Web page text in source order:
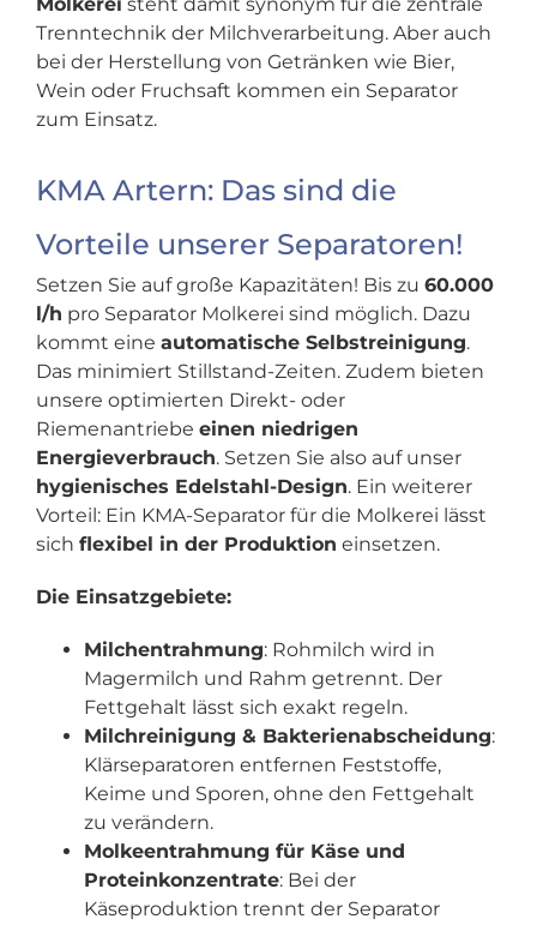
Trenntechnik der Milch­verarbeitung. Aber auch
bei der Herstellung von Getränken wie Bier,
Wein oder Fruchsaft kommen ein Separator
zum Einsatz.
KMA Artern: Das sind die
Vorteile unserer Separatoren!
Setzen Sie auf große Kapazitäten! Bis zu 60.000
l/h pro Separator Molkerei sind möglich. Dazu
kommt eine automatische Selbstreinigung.
Das minimiert Stillstand-Zeiten. Zudem bieten
unsere optimierten Direkt- oder
Riemenantriebe einen niedrigen
Energieverbrauch. Setzen Sie also auf unser
hygienisches Edelstahl-Design. Ein weiterer
Vorteil: Ein KMA-Separator für die Molkerei lässt
sich flexibel in der Produktion einsetzen.
Die Einsatzgebiete:
Milchentrahmung: Rohmilch wird in
Magermilch und Rahm getrennt. Der
Fettgehalt lässt sich exakt regeln.
Milchreinigung & Bakterienabscheidung:
Klärseparatoren entfernen Feststoffe,
Keime und Sporen, ohne den Fettgehalt
zu verändern.
Molkeentrahmung für Käse und
Proteinkonzentrate: Bei der
Käseproduktion trennt der Separator